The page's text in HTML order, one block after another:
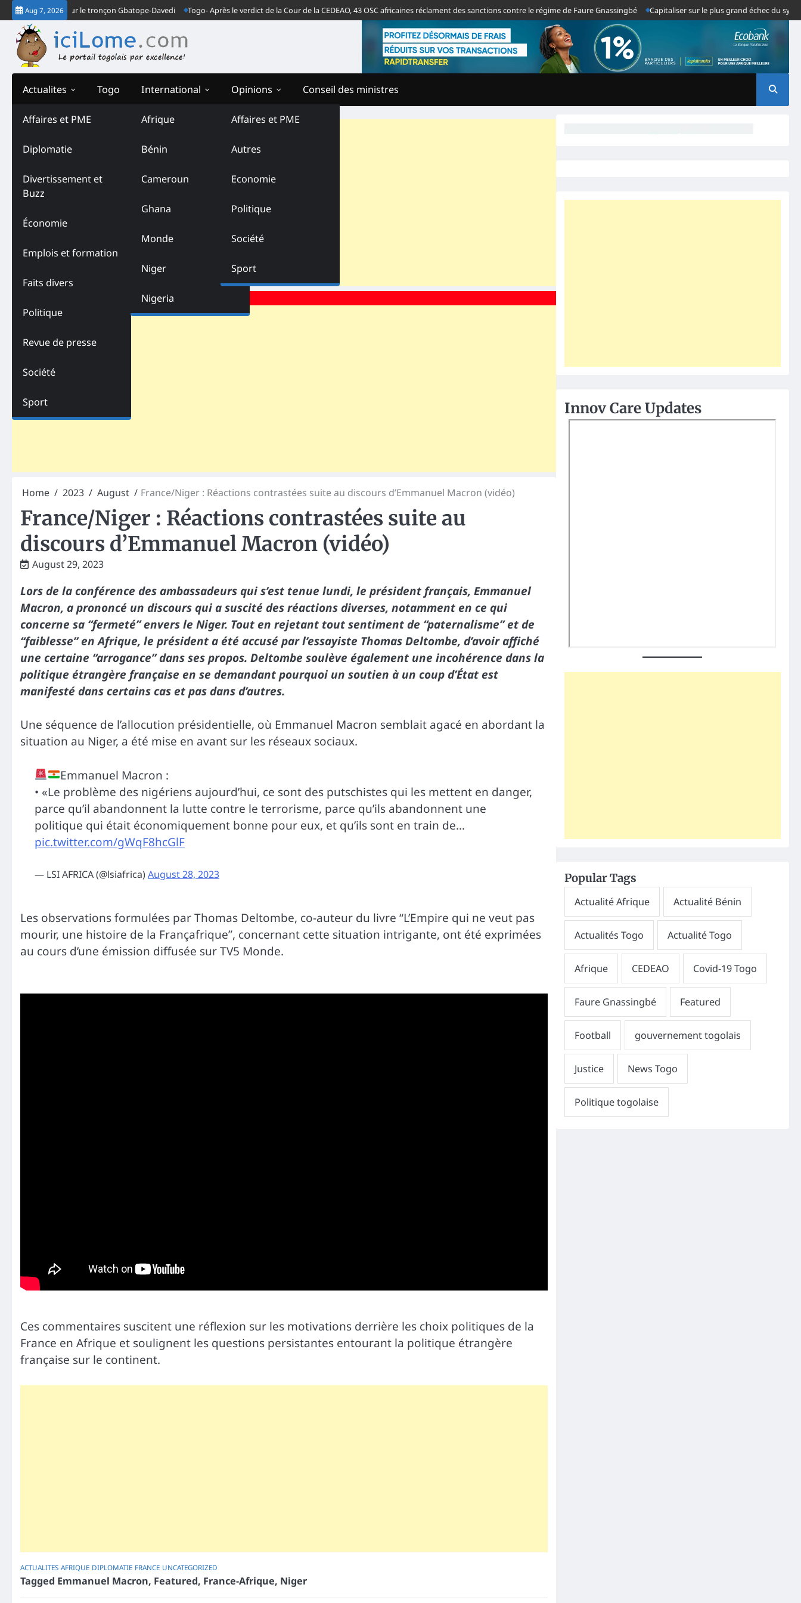
Skip
to
content
Aug 7, 2026
font la loi sur le tronçon Gbatope-Davedi Togo- Après le verdict de la Cour de la CEDEAO, 43 OSC africaines réclament des sanctions contre le régime de Faure Gnassingbé Capitaliser sur le plus grand échec du système
Actualites
Affaires et PME
Diplomatie
Divertissement et
Buzz
Économie
Emplois et formation
Faits divers
Politique
Revue de presse
Société
Sport
Togo International
Afrique
Bénin
Cameroun
Ghana
Monde
Niger
Nigeria
Opinions
Affaires et PME
Autres
Economie
Politique
Société
Sport
Conseil des ministres
Home 2023 August France/Niger : Réactions contrastées suite au discours d’Emmanuel Macron (vidéo)
France/Niger : Réactions contrastées suite au
discours d’Emmanuel Macron (vidéo)
August 29, 2023
Lors de la conférence des ambassadeurs qui s’est tenue lundi, le président français, Emmanuel
Macron, a prononcé un discours qui a suscité des réactions diverses, notamment en ce qui
concerne sa “fermeté” envers le Niger. Tout en rejetant tout sentiment de “paternalisme” et de
“faiblesse” en Afrique, le président a été accusé par l’essayiste Thomas Deltombe, d’avoir affiché
une certaine “arrogance” dans ses propos. Deltombe soulève également une incohérence dans la
politique étrangère française en se demandant pourquoi un soutien à un coup d’État est
manifesté dans certains cas et pas dans d’autres.
Une séquence de l’allocution présidentielle, où Emmanuel Macron semblait agacé en abordant la
situation au Niger, a été mise en avant sur les réseaux sociaux.
Emmanuel Macron :
• «Le problème des nigériens aujourd’hui, ce sont des putschistes qui les mettent en danger,
parce qu’il abandonnent la lutte contre le terrorisme, parce qu’ils abandonnent une
politique qui était économiquement bonne pour eux, et qu’ils sont en train de…
pic.twitter.com/gWqF8hcGlF
— LSI AFRICA (@lsiafrica)August 28, 2023
Les observations formulées par Thomas Deltombe, co-auteur du livre “L’Empire qui ne veut pas
mourir, une histoire de la Françafrique”, concernant cette situation intrigante, ont été exprimées
au cours d’une émission diffusée sur TV5 Monde.
Ces commentaires suscitent une réflexion sur les motivations derrière les choix politiques de la
France en Afrique et soulignent les questions persistantes entourant la politique étrangère
française sur le continent.
ACTUALITES AFRIQUE DIPLOMATIE FRANCE UNCATEGORIZED
Tagged Emmanuel Macron, Featured, France-Afrique, Niger
Innov Care Updates
Popular Tags